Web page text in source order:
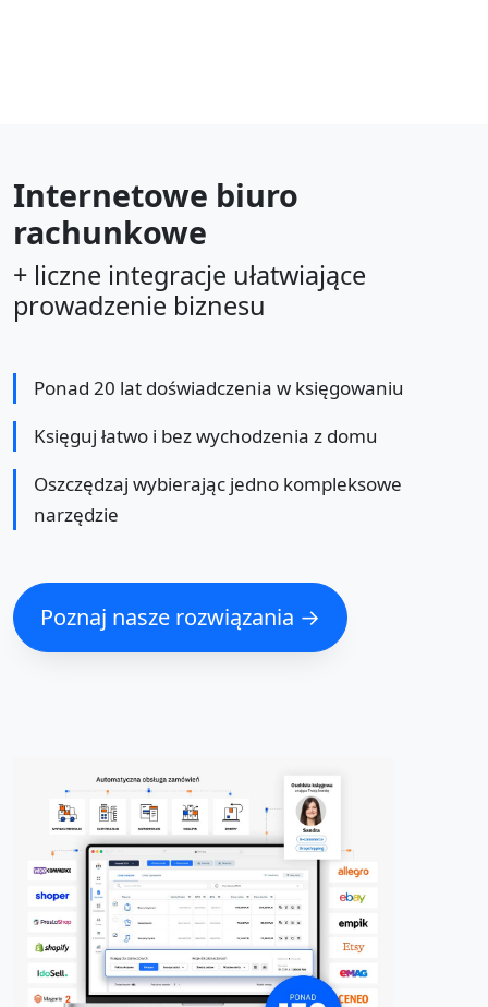
Internetowe biuro
rachunkowe
+ liczne integracje ułatwiające
prowadzenie biznesu
Ponad 20 lat doświadczenia w księgowaniu
Księguj łatwo i bez wychodzenia z domu
Oszczędzaj wybierając jedno kompleksowe
narzędzie
Poznaj nasze rozwiązania →